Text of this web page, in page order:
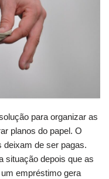
para organizar as
planos do papel. O
deixam de ser pagas.
situação depois que as
empréstimo gera